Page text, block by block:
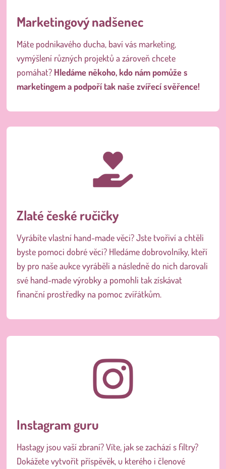
Marketingový nadšenec
Máte podnikavého ducha, baví vás marketing,
vymýšlení různých projektů a zároveň chcete
pomáhat? Hledáme někoho, kdo nám pomůže s
marketingem a podpoří tak naše zvířecí svěřence!
Zlaté české ručičky
Vyrábíte vlastní hand-made věci? Jste tvořiví a chtěli
byste pomoci dobré věci? Hledáme dobrovolníky, kteří
by pro naše aukce vyráběli a následně do nich darovali
své hand-made výrobky a pomohli tak získávat
finanční prostředky na pomoc zvířátkům.
Instagram guru
Hastagy jsou vaší zbraní? Víte, jak se zachází s filtry?
Dokážete vytvořit příspěvěk, u kterého i členové